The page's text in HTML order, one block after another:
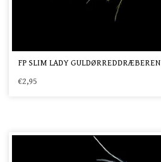
FP SLIM LADY GULDØRREDDRÆBEREN
€2,95